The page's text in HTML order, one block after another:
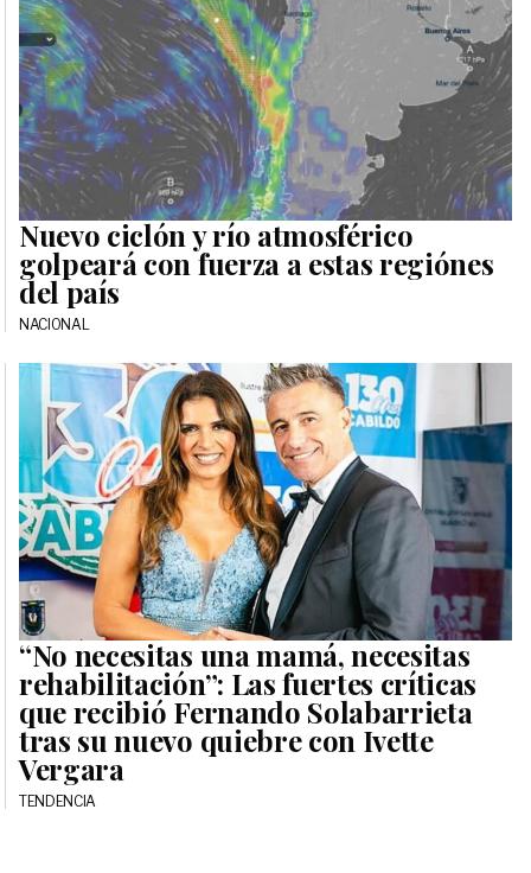
Nuevo ciclón y río atmosférico
golpeará con fuerza a estas regiónes
del país
NACIONAL
“No necesitas una mamá, necesitas
rehabilitación”: Las fuertes críticas
que recibió Fernando Solabarrieta
tras su nuevo quiebre con Ivette
Vergara
TENDENCIA